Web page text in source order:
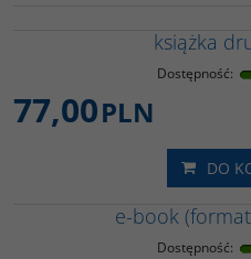
książka
Dostępność:
77,00PLN
DO
e-book
Dostępność: